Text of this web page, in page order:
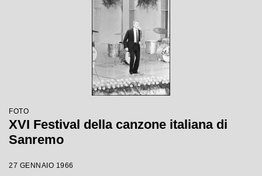
FOTO
XVI Festival della canzone italiana di
Sanremo
27 GENNAIO 1966